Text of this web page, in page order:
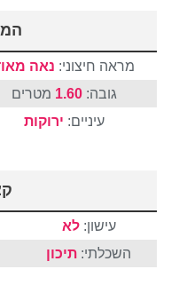
מראה חיצוני: נאה
גובה:1.60 מטרים
עיניים: ירוקות
עישון:לא
השכלתי: תיכון